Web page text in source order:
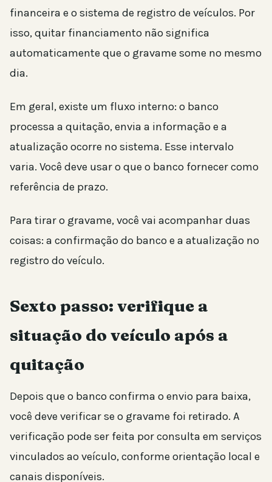
financeira e o sistema de registro de veículos. Por
isso, quitar financiamento não significa
automaticamente que o gravame some no mesmo
dia.
Em geral, existe um fluxo interno: o banco
processa a quitação, envia a informação e a
atualização ocorre no sistema. Esse intervalo
varia. Você deve usar o que o banco fornecer como
referência de prazo.
Para tirar o gravame, você vai acompanhar duas
coisas: a confirmação do banco e a atualização no
registro do veículo.
Sexto passo: verifique a
situação do veículo após a
quitação
Depois que o banco confirma o envio para baixa,
você deve verificar se o gravame foi retirado. A
verificação pode ser feita por consulta em serviços
vinculados ao veículo, conforme orientação local e
canais disponíveis.